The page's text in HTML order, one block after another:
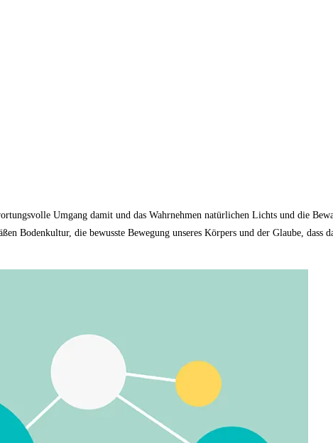
Umgang damit und das Wahrnehmen natürlichen Lichts und die
Bodenkultur, die bewusste Bewegung unseres Körpers und der Glaube, dass